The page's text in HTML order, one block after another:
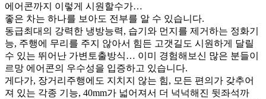
에어콘까지 이렇게 시원할수가…
좋은 차는 하나를 보아도 전부를 알 수 있습니다.
동급최대의 강력한 냉방능력, 습기와 먼지를 제거하는 정화기
능, 주행에 무리를 주지 않아서 힘든 고갯길도 시원하게 달릴
수 있는 뛰어난 가변토출방식… 이미 경험해보신 많은 분들이
르망 에어콘의 우수성을 입증하고 있습니다.
게다가, 장거리주행에도 지치지 않는 힘, 모든 편의가 갖추어
져 있는 각종 기능, 40mm가 넓어져서 더 넉넉해진 뒷좌석까